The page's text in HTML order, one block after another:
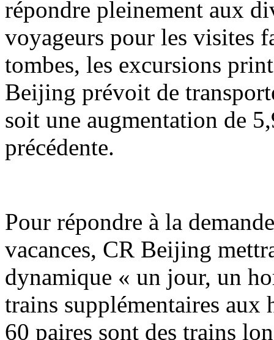
répondre pleinement aux
voyageurs pour les visites
tombes, les excursions
Beijing prévoit de
soit une augmentation de
précédente.
Pour répondre à la
vacances, CR Beijing
dynamique « un jour, un
trains supplémentaires aux
60 paires sont des trains